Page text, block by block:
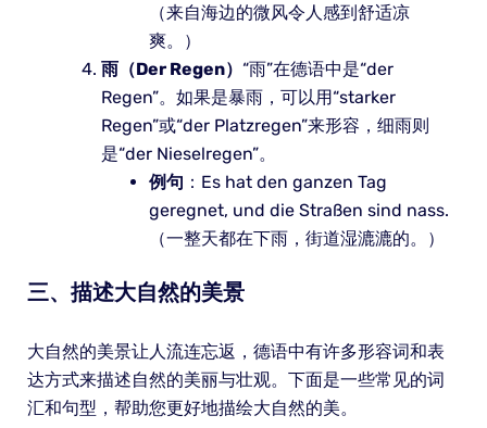
（来自海边的微风令人感到舒适凉
爽。）
雨（Der Regen） “雨”在德语中是“der
Regen”。如果是暴雨，可以用“starker
Regen”或“der Platzregen”来形容，细雨则
是“der Nieselregen”。
例句 ：Es hat den ganzen Tag
geregnet, und die Straßen sind nass.
（一整天都在下雨，街道湿漉漉的。）
三、描述大自然的美景
大自然的美景让人流连忘返，德语中有许多形容词和表
达方式来描述自然的美丽与壮观。下面是一些常见的词
汇和句型，帮助您更好地描绘大自然的美。